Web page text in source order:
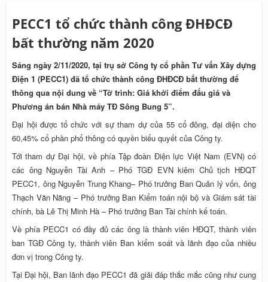
PECC1 tổ chức thành công ĐHĐCĐ
bất thường năm 2020
Sáng ngày 2/11/2020, tại trụ sở Công ty cổ phần Tư vấn Xây dựng
Điện 1 (PECC1) đã tổ chức thành công ĐHĐCĐ bất thường để
thông qua nội dung về “Tờ trình: Giá khởi điểm đấu giá và
Phương án bán Nhà máy TĐ Sông Bung 5”.
Đại hội được tổ chức với sự tham dự của 55 cổ đông, đại diện cho
60,45% cổ phần phổ thông có quyền biểu quyết của Công ty.
Tới tham dự Đại hội, về phía Tập đoàn Điện lực Việt Nam (EVN) có
các ông Nguyễn Tài Anh – Phó TGĐ EVN kiêm Chủ tịch HĐQT
PECC1, ông Nguyễn Trung Khang– Phó trưởng Ban Quản lý vốn, ông
Thạch Văn Năng – Phó trưởng Ban Kiểm toán nội bộ và Giám sát tài
chính, bà Lê Thị Minh Hà – Phó trưởng Ban Tài chính kế toán.
Về phía PECC1 có đầy đủ các ông là thành viên HĐQT, thành viên
ban TGĐ Công ty, thành viên Ban kiểm soát và lãnh đạo của nhiều
đơn vị trong Công ty.
Tại Đại hội, Ban lãnh đạo PECC1 đã giải đáp thắc mắc cũng như cung